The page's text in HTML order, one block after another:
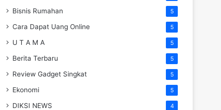
Bisnis Rumahan 5
Cara Dapat Uang Online 5
U T A M A 5
Berita Terbaru 5
Review Gadget Singkat 5
Ekonomi 5
DIKSI NEWS 4